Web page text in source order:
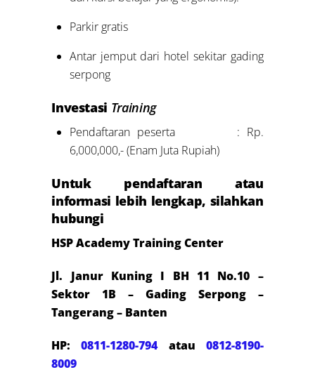
Parkir gratis
Antar jemput dari hotel sekitar gading
serpong
Investasi Training
Pendaftaran peserta : Rp.
6,000,000,- (Enam Juta Rupiah)
Untuk pendaftaran atau
informasi lebih lengkap, silahkan
hubungi
HSP Academy Training Center
Jl. Janur Kuning I BH 11 No.10 –
Sektor 1B – Gading Serpong –
Tangerang – Banten
HP:0811-1280-794atau 0812-8190-
8009